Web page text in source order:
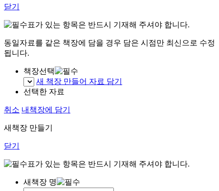
닫기
표가 있는 항목은 반드시 기재해 주셔야 합니다.
동일자료를 같은 책장에 담을 경우 담은 시점만 최신으로 수정
됩니다.
책장선택
새 책장 만들어 자료 담기
선택한 자료
취소 내책장에 담기
새책장 만들기
닫기
표가 있는 항목은 반드시 기재해 주셔야 합니다.
새책장 명